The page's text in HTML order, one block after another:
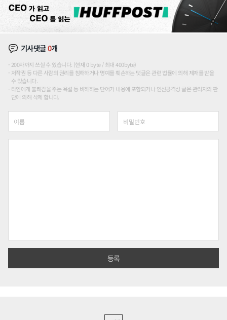
기사댓글0개
200자까지 쓰실 수 있습니다. (현재 0 byte / 최대 400byte)
저작권 등 다른 사람의 권리를 침해하거나 명예를 훼손하는 댓글은 관련 법률에 의해 제재를 받을
수 있습니다.
타인에게 불쾌감을 주는 욕설 등 비하하는 단어가 내용에 포함되거나 인신공격성 글은 관리자의 판
단에 의해 삭제 합니다.